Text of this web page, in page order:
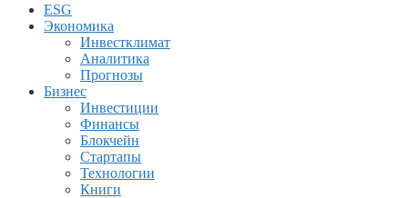
ESG
Экономика
Инвестклимат
Аналитика
Прогнозы
Бизнес
Инвестиции
Финансы
Блокчейн
Стартапы
Технологии
Книги